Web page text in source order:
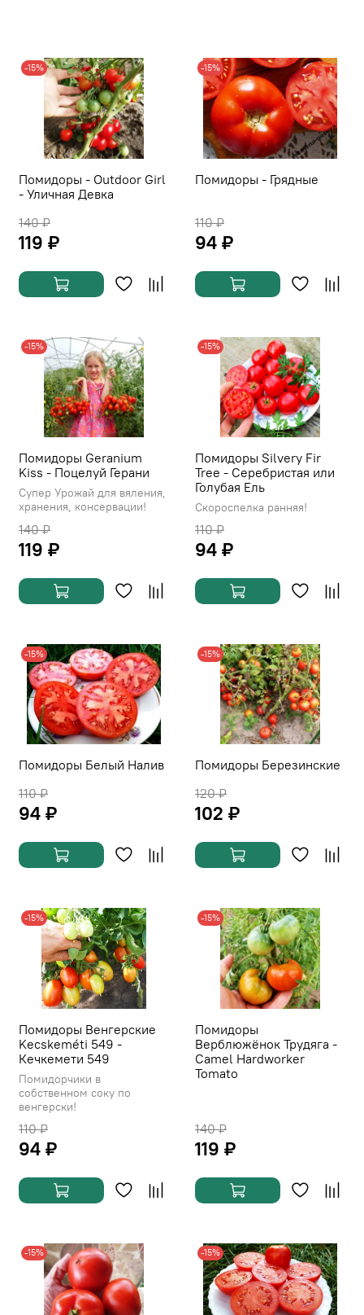
-15%
Помидоры - Outdoor Girl
- Уличная Девка
140 ₽
119 ₽
-15%
Помидоры - Грядные
110 ₽
94 ₽
-15%
Помидоры Geranium
Kiss - Поцелуй Герани
Супер Урожай для вяления,
хранения, консервации!
140 ₽
119 ₽
-15%
Помидоры Silvery Fir
Tree - Серебристая или
Голубая Ель
Скороспелка ранняя!
110 ₽
94 ₽
-15%
Помидоры Белый Налив
110 ₽
94 ₽
-15%
Помидоры Березинские
120 ₽
102 ₽
-15%
Помидоры Венгерские
Kecskeméti 549 -
Кечкемети 549
Помидорчики в
собственном соку по
венгерски!
110 ₽
94 ₽
-15%
Помидоры
Верблюжёнок Трудяга -
Camel Hardworker
Tomato
140 ₽
119 ₽
-15% -15%